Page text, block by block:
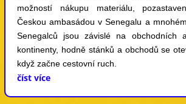
možností nákupu materiálu,
Českou ambasádou v Senegalu a
Senegalců jsou závislé na obchodních
kontinenty, hodně stánků a obchodů se
když začne cestovní ruch.
číst více